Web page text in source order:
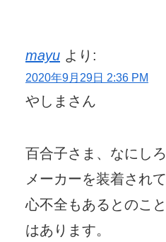
mayu より:
2020年9月29日 2:36 PM
やしまさん
百合子さま、なにし
メーカーを装着されて
心不全もあるとのこ
はあります。